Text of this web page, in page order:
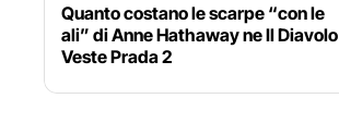
Quanto costano le scarpe “con le
ali” di Anne Hathaway ne Il Diavolo
Veste Prada 2